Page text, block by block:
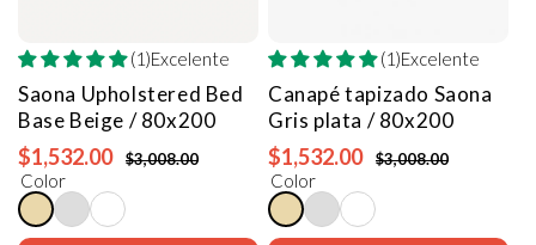
(1)Excelente
Saona Upholstered Bed
Base Beige / 80x200
$1,532.00 $3,008.00
Color
(1)Excelente
Canapé tapizado Saona
Gris plata / 80x200
$1,532.00 $3,008.00
Color